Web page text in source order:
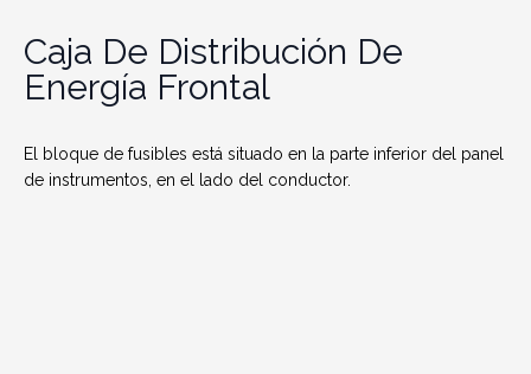
Caja De Distribución De
Energía Frontal
El bloque de fusibles está situado en la parte inferior del panel
de instrumentos, en el lado del conductor.